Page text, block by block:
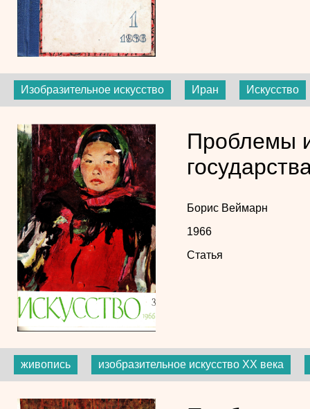
Изобразительное искусство Иран Искусство
Проблемы
Борис Веймарн
1966
Статья
живопись изобразительное искусство ХХ века